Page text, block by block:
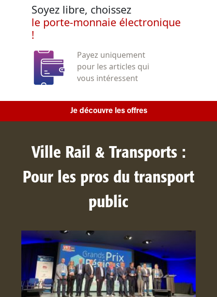
Soyez libre, choissez
le porte-monnaie électronique
!
Payez uniquement
pour les articles qui
vous intéressent
Je découvre les offres
Ville Rail & Transports :
Pour les pros du transport
public